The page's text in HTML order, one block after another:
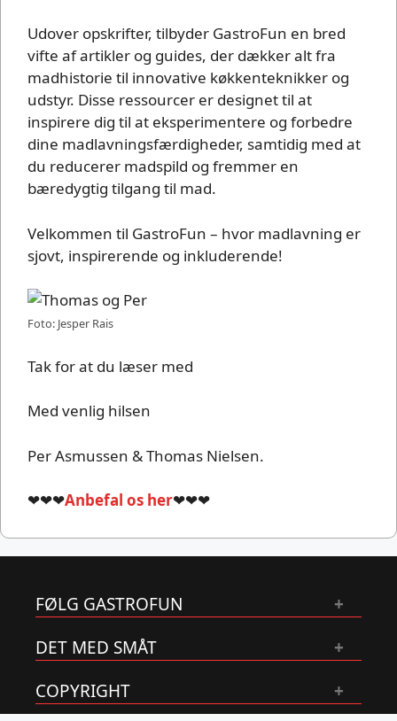
Udover opskrifter, tilbyder GastroFun en bred
vifte af artikler og guides, der dækker alt fra
madhistorie til innovative køkkenteknikker og
udstyr. Disse ressourcer er designet til at
inspirere dig til at eksperimentere og forbedre
dine madlavningsfærdigheder, samtidig med at
du reducerer madspild og fremmer en
bæredygtig tilgang til mad.
Velkommen til GastroFun – hvor madlavning er
sjovt, inspirerende og inkluderende!
Foto: Jesper Rais
Tak for at du læser med
Med venlig hilsen
Per Asmussen & Thomas Nielsen.
❤❤❤Anbefal os her❤❤❤
FØLG GASTROFUN
DET MED SMÅT
COPYRIGHT